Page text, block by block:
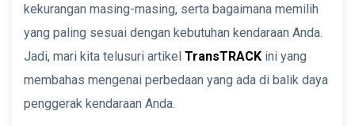
kekurangan masing-masing, serta bagaimana memilih
yang paling sesuai dengan kebutuhan kendaraan Anda.
Jadi, mari kita telusuri artikel TransTRACK ini yang
membahas mengenai perbedaan yang ada di balik daya
penggerak kendaraan Anda.